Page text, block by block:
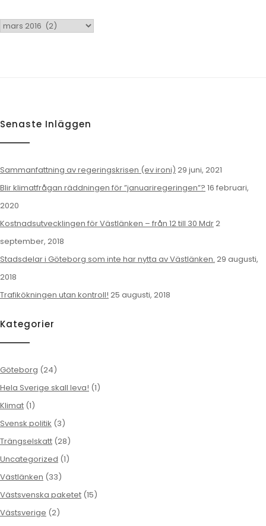
Arkiv
Senaste Inläggen
Sammanfattning av regeringskrisen (ev ironi) 29 juni, 2021
Blir klimatfrågan räddningen för ”januariregeringen”? 16 februari,
2020
Kostnadsutvecklingen för Västlänken – från 12 till 30 Mdr2
september, 2018
Stadsdelar i Göteborg som inte har nytta av Västlänken. 29 augusti,
2018
Trafikökningen utan kontroll! 25 augusti, 2018
Kategorier
Göteborg (24)
Hela Sverige skall leva! (1)
Klimat (1)
Svensk politik (3)
Trängselskatt (28)
Uncategorized (1)
Västlänken (33)
Västsvenska paketet (15)
Västsverige (2)